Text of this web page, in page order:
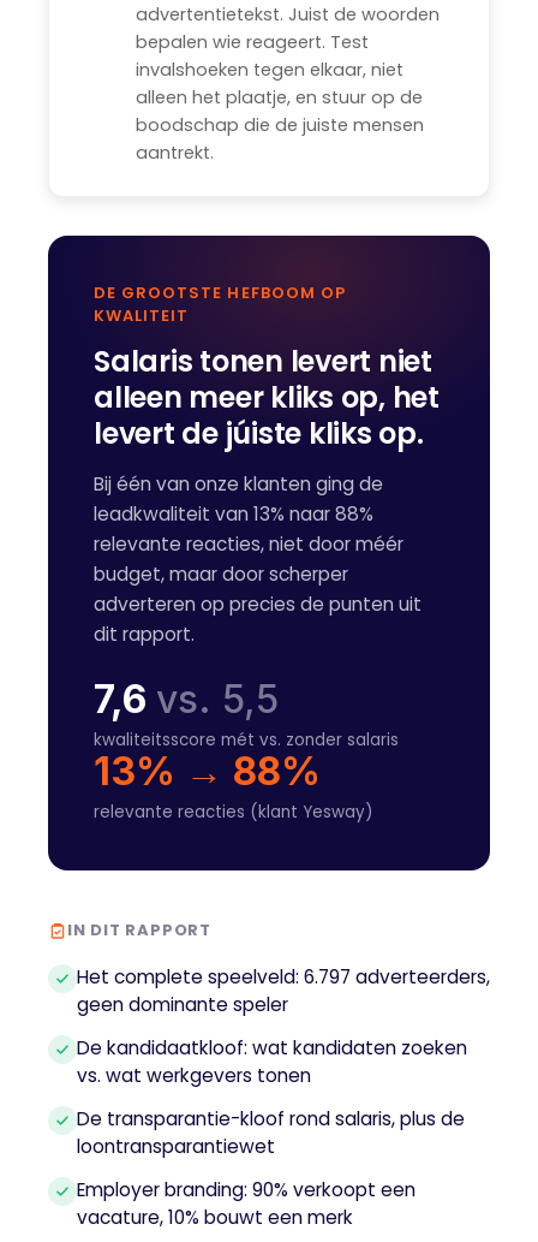
advertentietekst. Juist de woorden
bepalen wie reageert. Test
invalshoeken tegen elkaar, niet
alleen het plaatje, en stuur op de
boodschap die de juiste mensen
aantrekt.
DE GROOTSTE HEFBOOM OP
KWALITEIT
Salaris tonen levert niet
alleen meer kliks op, het
levert de júiste kliks op.
Bij één van onze klanten ging de
leadkwaliteit van 13% naar 88%
relevante reacties, niet door méér
budget, maar door scherper
adverteren op precies de punten uit
dit rapport.
7,6 vs. 5,5
kwaliteitsscore mét vs. zonder salaris
13% → 88%
relevante reacties (klant Yesway)
IN DIT RAPPORT
Het complete speelveld: 6.797 adverteerders,
geen dominante speler
De kandidaatkloof: wat kandidaten zoeken
vs. wat werkgevers tonen
De transparantie-kloof rond salaris, plus de
loontransparantiewet
Employer branding: 90% verkoopt een
vacature, 10% bouwt een merk